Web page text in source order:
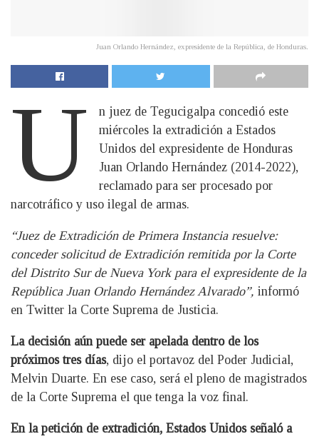
Juan Orlando Hernández, expresidente de la República, de Honduras.
U
n juez de Tegucigalpa concedió este
miércoles la extradición a Estados
Unidos del expresidente de Honduras
Juan Orlando Hernández (2014-2022),
reclamado para ser procesado por
narcotráfico y uso ilegal de armas.
“Juez de Extradición de Primera Instancia resuelve:
conceder solicitud de Extradición remitida por la Corte
del Distrito Sur de Nueva York para el expresidente de la
República Juan Orlando Hernández Alvarado”, informó
en Twitter la Corte Suprema de Justicia.
La decisión aún puede ser apelada dentro de los
próximos tres días, dijo el portavoz del Poder Judicial,
Melvin Duarte. En ese caso, será el pleno de magistrados
de la Corte Suprema el que tenga la voz final.
En la petición de extradición, Estados Unidos señaló a